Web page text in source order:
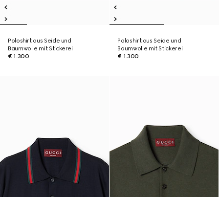
Poloshirt aus Seide und
Baumwolle mit Stickerei
€ 1.300
Poloshirt aus Seide und
Baumwolle mit Stickerei
€ 1.300